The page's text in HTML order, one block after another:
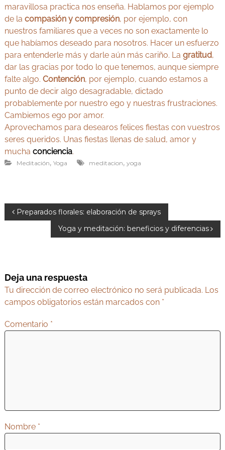
maravillosa practica nos enseña. Hablamos por ejemplo
de la compasión y compresión, por ejemplo, con
nuestros familiares que a veces no son exactamente lo
que habíamos deseado para nosotros. Hacer un esfuerzo
para entenderle más y darle aún más cariño. La gratitud,
dar las gracias por todo lo que tenemos, aunque siempre
falte algo. Contención, por ejemplo, cuando estamos a
punto de decir algo desagradable, dictado
probablemente por nuestro ego y nuestras frustraciones.
Cambiemos ego por amor.
Aprovechamos para desearos felices fiestas con vuestros
seres queridos. Unas fiestas llenas de salud, amor y
mucha conciencia.
Meditación, Yoga meditacion, yoga
a
c
ó
n
t
r
Preparados florales: elaboración de sprays
Yoga y meditación: beneficios y diferencias
Deja una respuesta
Tu dirección de correo electrónico no será publicada. Los
campos obligatorios están marcados con *
Comentario *
Nombre *